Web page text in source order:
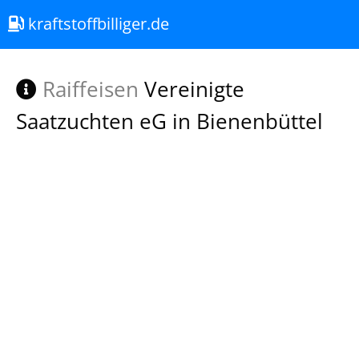
kraftstoffbilliger.de
Raiffeisen Vereinigte
Saatzuchten eG in Bienenbüttel